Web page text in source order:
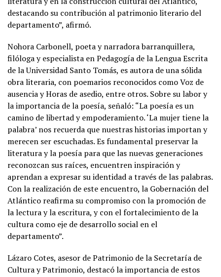
destacando su contribución al patrimonio literario del
departamento”, afirmó.
Nohora Carbonell, poeta y narradora barranquillera,
filóloga y especialista en Pedagogía de la Lengua Escrita
de la Universidad Santo Tomás, es autora de una sólida
obra literaria, con poemarios reconocidos como Voz de
ausencia y Horas de asedio, entre otros. Sobre su labor y
la importancia de la poesía, señaló: “La poesía es un
camino de libertad y empoderamiento. ‘La mujer tiene la
palabra’ nos recuerda que nuestras historias importan y
merecen ser escuchadas. Es fundamental preservar la
literatura y la poesía para que las nuevas generaciones
reconozcan sus raíces, encuentren inspiración y
aprendan a expresar su identidad a través de las palabras.
Con la realización de este encuentro, la Gobernación del
Atlántico reafirma su compromiso con la promoción de
la lectura y la escritura, y con el fortalecimiento de la
cultura como eje de desarrollo social en el
departamento”.
Lázaro Cotes, asesor de Patrimonio de la Secretaría de
Cultura y Patrimonio, destacó la importancia de estos